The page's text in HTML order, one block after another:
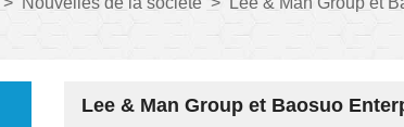
Lee & Man Group et Baosuo